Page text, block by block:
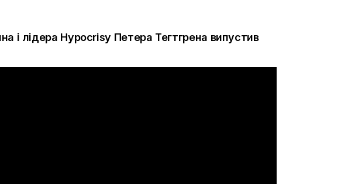
і лідера Hypocrisy Петера Тегтгрена випустив